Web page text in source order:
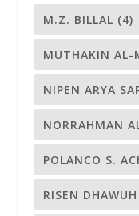
M.Z. BILLAL (4)
MUTHAKIN AL-
NIPEN ARYA
NORRAHMAN
POLANCO S.
RISEN